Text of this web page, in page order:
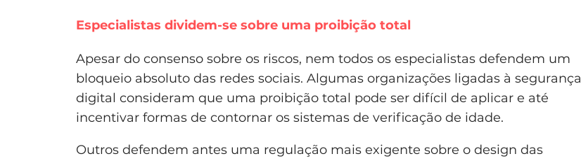
Especialistas dividem-se sobre uma proibição total
Apesar do consenso sobre os riscos, nem todos os especialistas defendem um
bloqueio absoluto das redes sociais. Algumas organizações ligadas à segurança
digital consideram que uma proibição total pode ser difícil de aplicar e até
incentivar formas de contornar os sistemas de verificação de idade.
Outros defendem antes uma regulação mais exigente sobre o design das